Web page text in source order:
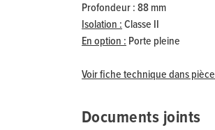
Profondeur : 88 mm
Isolation :Classe II
En option : Porte pleine
Voir fiche technique dans
Documents joints